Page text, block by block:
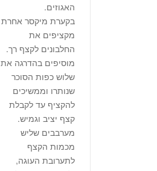
האגוזים.
בקערת מיקסר אחרת
מקציפים את
החלבונים לקצף רך.
מוסיפים בהדרגה את
שלוש כפות הסוכר
שנותרו וממשיכים
להקציף עד לקבלת
קצף יציב וגמיש.
מערבבים שליש
מכמות הקצף
לתערובת העוגה,